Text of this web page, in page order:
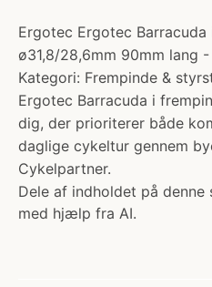
Ergotec Ergotec
ø31,8/28,6mm 90mm lang
Kategori: Frempinde &
Ergotec Barracuda i
dig, der prioriterer både
daglige cykeltur gennem
Cykelpartner.
Dele af indholdet på
med hjælp fra AI.